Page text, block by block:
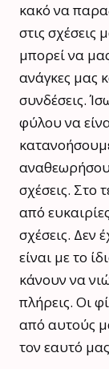
κακό να
στις
μπορεί να
ανάγκες μας
συνδέσεις.
φύλου να
σχέσεις. Στο
από
σχέσεις. Δεν
είναι με το
κάνουν να
πλήρεις. Οι
από αυτούς
τον εαυτό